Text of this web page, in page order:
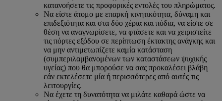
κατανοήσετε τις προφορικές εντολές του πληρώματος.
Να είστε άτομο με επαρκή κινητικότητα, δύναμη και
επιδεξιότητα και στα δύο χέρια και πόδια, να είστε σε
θέση να αναγνωρίσετε, να φτάσετε και να χειριστείτε
τις πόρτες εξόδου σε περίπτωση έκτακτης ανάγκης και
να μην αντιμετωπίζετε καμία κατάσταση
(συμπεριλαμβανομένων των καταστάσεων ψυχικής
υγείας) που θα μπορούσε να σας προκαλέσει βλάβη
εάν εκτελέσετε μία ή περισσότερες από αυτές τις
λειτουργίες.
Να έχετε τη δυνατότητα να μιλάτε καθαρά ώστε να